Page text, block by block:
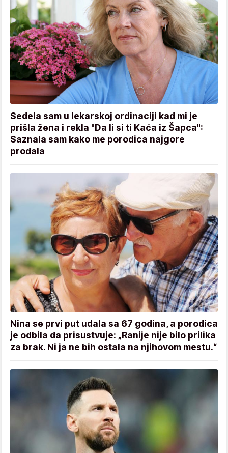
Sedela sam u lekarskoj ordinaciji kad mi je
prišla žena i rekla "Da li si ti Kaća iz Šapca":
Saznala sam kako me porodica najgore
prodala
Nina se prvi put udala sa 67 godina, a porodica
je odbila da prisustvuje: „Ranije nije bilo prilika
za brak. Ni ja ne bih ostala na njihovom mestu.“